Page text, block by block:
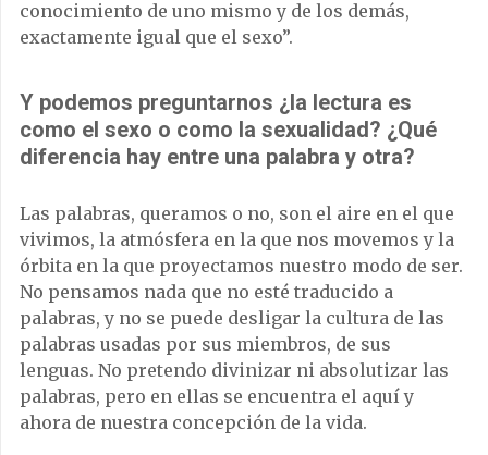
conocimiento de uno mismo y de los demás,
exactamente igual que el sexo”.
Y podemos preguntarnos ¿la lectura es
como el sexo o como la sexualidad? ¿Qué
diferencia hay entre una palabra y otra?
Las palabras, queramos o no, son el aire en el que
vivimos, la atmósfera en la que nos movemos y la
órbita en la que proyectamos nuestro modo de ser.
No pensamos nada que no esté traducido a
palabras, y no se puede desligar la cultura de las
palabras usadas por sus miembros, de sus
lenguas. No pretendo divinizar ni absolutizar las
palabras, pero en ellas se encuentra el aquí y
ahora de nuestra concepción de la vida.